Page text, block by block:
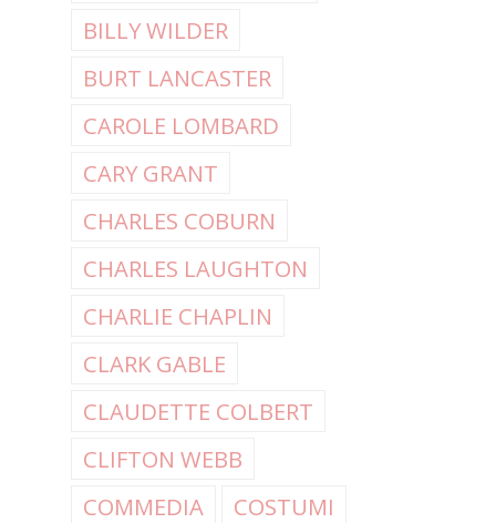
BILLY WILDER
BURT LANCASTER
CAROLE LOMBARD
CARY GRANT
CHARLES COBURN
CHARLES LAUGHTON
CHARLIE CHAPLIN
CLARK GABLE
CLAUDETTE COLBERT
CLIFTON WEBB
COMMEDIA
COSTUMI